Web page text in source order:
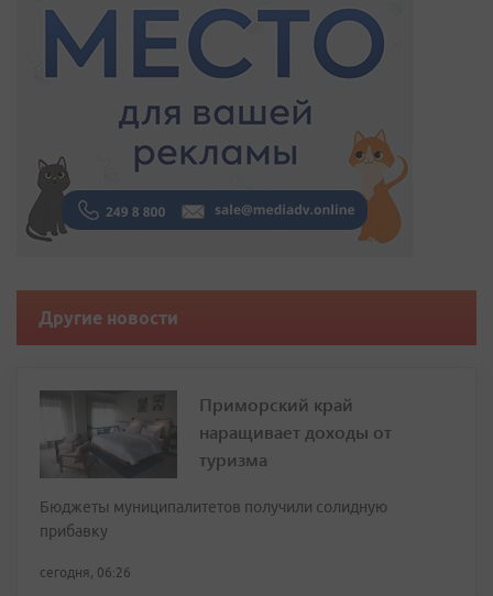
Другие новости
Приморский край
наращивает доходы от
туризма
Бюджеты муниципалитетов получили солидную
прибавку
сегодня, 06:26